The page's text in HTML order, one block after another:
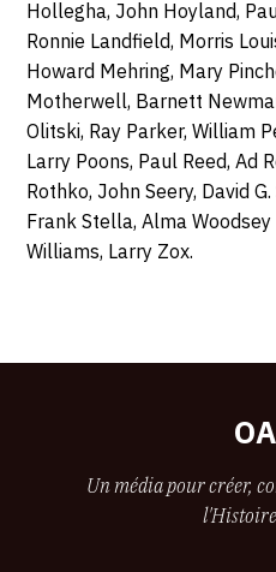
Hollegha, John Hoyland,
Ronnie Landfield, Morris
Howard Mehring, Mary
Motherwell, Barnett
Olitski, Ray Parker, William
Larry Poons, Paul Reed, Ad
Rothko, John Seery, David
Frank Stella, Alma
Williams, Larry Zox.
Un média pour créer,